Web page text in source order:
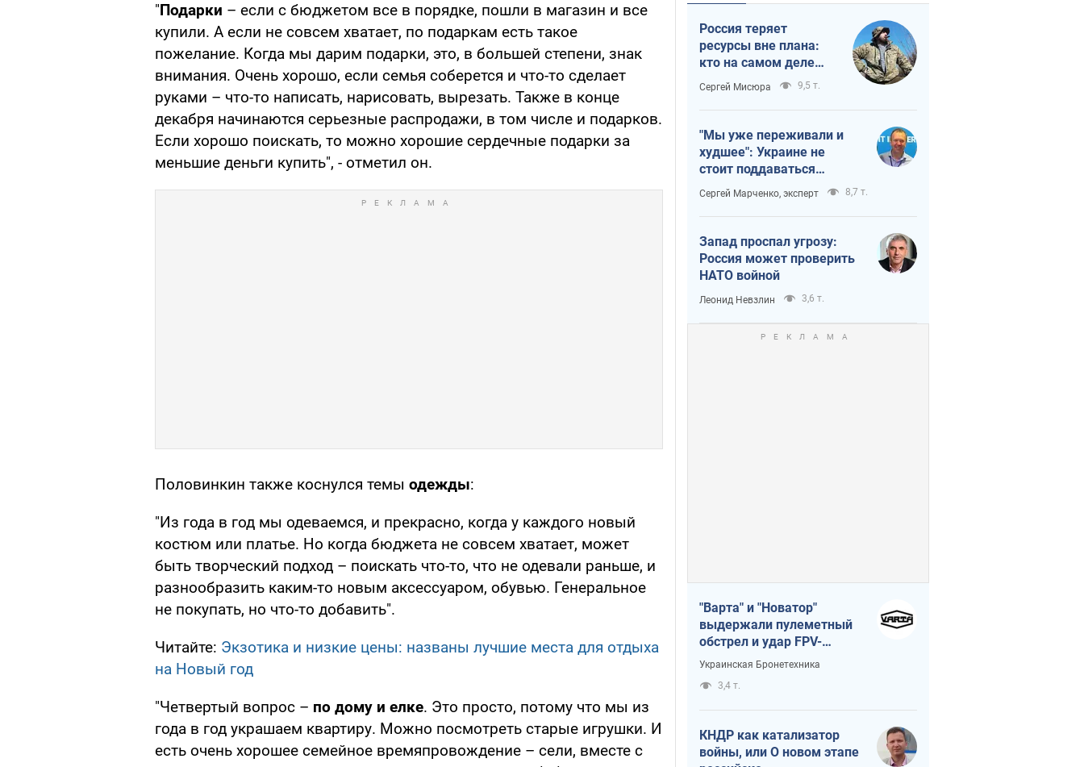
"Подарки – если с бюджетом все в порядке, пошли в магазин и все
купили. А если не совсем хватает, по подаркам есть такое
пожелание. Когда мы дарим подарки, это, в большей степени, знак
внимания. Очень хорошо, если семья соберется и что-то сделает
руками – что-то написать, нарисовать, вырезать. Также в конце
декабря начинаются серьезные распродажи, в том числе и подарков.
Если хорошо поискать, то можно хорошие сердечные подарки за
меньшие деньги купить", - отметил он.
Половинкин также коснулся темы одежды:
"Из года в год мы одеваемся, и прекрасно, когда у каждого новый
костюм или платье. Но когда бюджета не совсем хватает, может
быть творческий подход – поискать что-то, что не одевали раньше, и
разнообразить каким-то новым аксессуаром, обувью. Генеральное
не покупать, но что-то добавить".
Читайте: Экзотика и низкие цены: названы лучшие места для отдыха
на Новый год
"Четвертый вопрос – по дому и елке. Это просто, потому что мы из
года в год украшаем квартиру. Можно посмотреть старые игрушки. И
есть очень хорошее семейное времяпровождение – сели, вместе с
Россия теряет
ресурсы вне плана:
кто на самом деле
диктует темп войны
Сергей Мисюра 9,5 т.
"Мы уже переживали и
худшее": Украине не
стоит поддаваться
отчаянию из-за
ракетного террора
Сергей Марченко, эксперт 8,7 т.
Запад проспал угрозу:
Россия может проверить
НАТО войной
Леонид Невзлин 3,6 т.
"Варта" и "Новатор"
выдержали пулеметный
обстрел и удар FPV-
дрона, сохранив жизнь
Украинская Бронетехника
3,4 т.
КНДР как катализатор
войны, или О новом этапе